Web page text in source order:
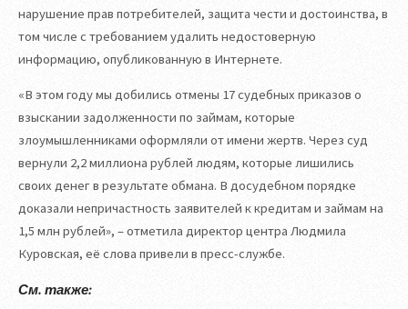
нарушение прав потребителей, защита чести и достоинства, в
том числе с требованием удалить недостоверную
информацию, опубликованную в Интернете.
«В этом году мы добились отмены 17 судебных приказов о
взыскании задолженности по займам, которые
злоумышленниками оформляли от имени жертв. Через суд
вернули 2,2 миллиона рублей людям, которые лишились
своих денег в результате обмана. В досудебном порядке
доказали непричастность заявителей к кредитам и займам на
1,5 млн рублей», – отметила директор центра Людмила
Куровская, её слова привели в пресс-службе.
См. также: